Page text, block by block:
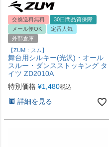
交換送料無料
30日間品質保障
メール便OK
定番人気
外部倉庫
【ZUM：スム】
舞台用シルキー(光沢)・オール
スルー・ダンスストッキング タ
イツ ZD2010A
特別価格 ¥1,480税込
詳細を見る